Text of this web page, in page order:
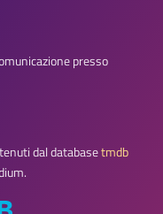
presso
dal databasetmdb